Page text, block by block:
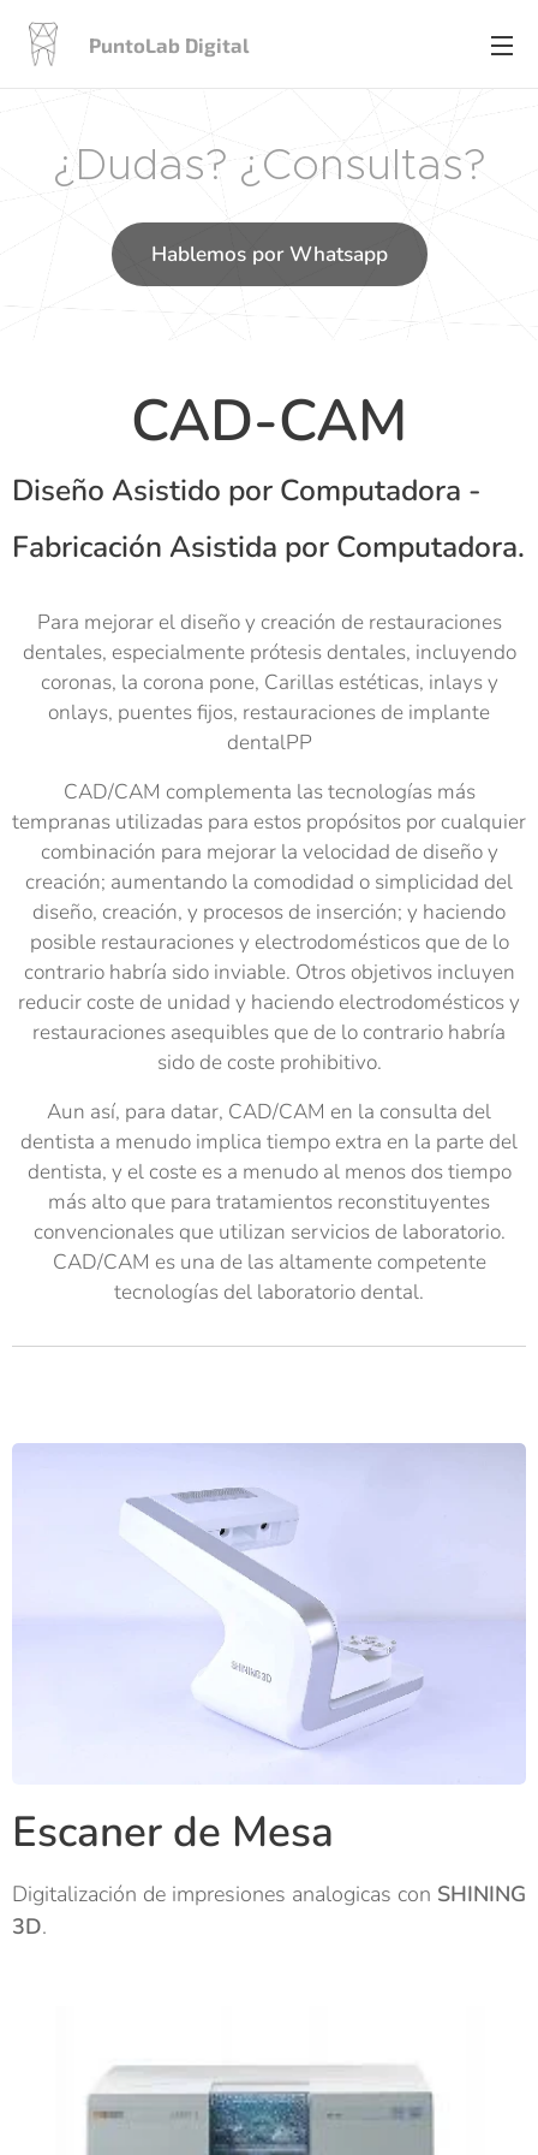
PuntoLab Digital
¿Dudas? ¿Consultas?
Hablemos por Whatsapp
CAD-CAM
Diseño Asistido por Computadora -
Fabricación Asistida por Computadora.
Para mejorar el diseño y creación de restauraciones
dentales, especialmente prótesis dentales, incluyendo
coronas, la corona pone, Carillas estéticas, inlays y
onlays, puentes fijos, restauraciones de implante
dentalPP
CAD/CAM complementa las tecnologías más
tempranas utilizadas para estos propósitos por cualquier
combinación para mejorar la velocidad de diseño y
creación; aumentando la comodidad o simplicidad del
diseño, creación, y procesos de inserción; y haciendo
posible restauraciones y electrodomésticos que de lo
contrario habría sido inviable. Otros objetivos incluyen
reducir coste de unidad y haciendo electrodomésticos y
restauraciones asequibles que de lo contrario habría
sido de coste prohibitivo.
Aun así, para datar, CAD/CAM en la consulta del
dentista a menudo implica tiempo extra en la parte del
dentista, y el coste es a menudo al menos dos tiempo
más alto que para tratamientos reconstituyentes
convencionales que utilizan servicios de laboratorio.
CAD/CAM es una de las altamente competente
tecnologías del laboratorio dental.
Escaner de Mesa
Digitalización de impresiones analogicas con SHINING
3D.